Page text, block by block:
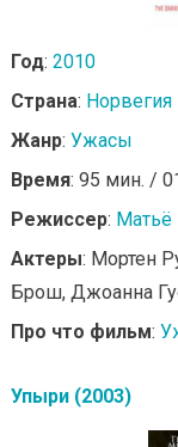
Год: 2010
Страна: Норвегия
Жанр: Ужасы
Время: 95 мин. /
Режиссер: Матьё
Актеры: Мортен
Брош, Джоанна
Про что фильм:
Упыри (2003)